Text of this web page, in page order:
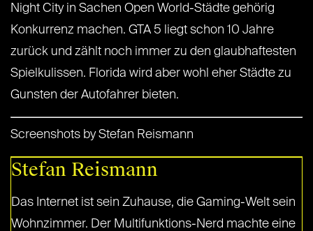
Night City in Sachen Open World-Städte gehörig
Konkurrenz machen. GTA 5 liegt schon 10 Jahre
zurück und zählt noch immer zu den glaubhaftesten
Spielkulissen. Florida wird aber wohl eher Städte zu
Gunsten der Autofahrer bieten.
Screenshots by Stefan Reismann
Stefan Reismann
Das Internet ist sein Zuhause, die Gaming-Welt sein
Wohnzimmer. Der Multifunktions-Nerd machte eine